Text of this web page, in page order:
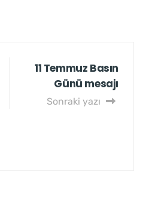
11 Temmuz Basın
Günü mesajı
Sonraki yazı